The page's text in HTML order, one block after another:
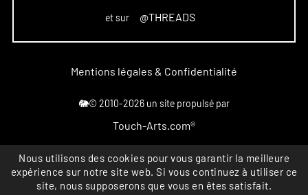
et sur @THREADS
Mentions légales & Confidentialité
🐘© 2010-2026 un site propulsé par
Touch-Arts.com®
Marque déposée
All rights reserved
1
Nous utilisons des cookies pour vous garantir la meilleure
expérience sur notre site web. Si vous continuez à utiliser ce
site, nous supposerons que vous en êtes satisfait.